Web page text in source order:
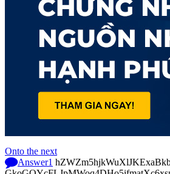
Onto the next
Answer1